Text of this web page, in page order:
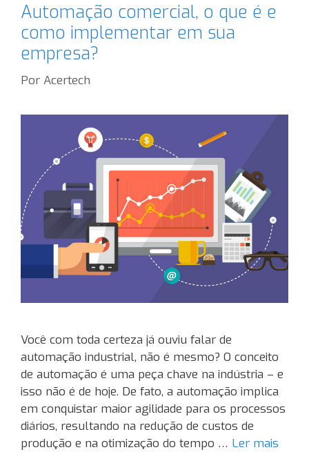
Automação comercial, o que é e
como implementar em sua
empresa?
Por Acertech
Você com toda certeza já ouviu falar de
automação industrial, não é mesmo? O conceito
de automação é uma peça chave na indústria – e
isso não é de hoje. De fato, a automação implica
em conquistar maior agilidade para os processos
diários, resultando na redução de custos de
produção e na otimização do tempo … Ler mais